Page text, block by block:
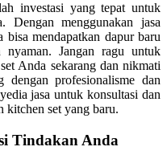
investasi yang tepat untuk
Dengan menggunakan jasa
bisa mendapatkan dapur baru
Jangan ragu untuk
Anda sekarang dan nikmati
profesionalisme dan
jasa untuk konsultasi dan
kitchen set yang baru.
Tindakan Anda